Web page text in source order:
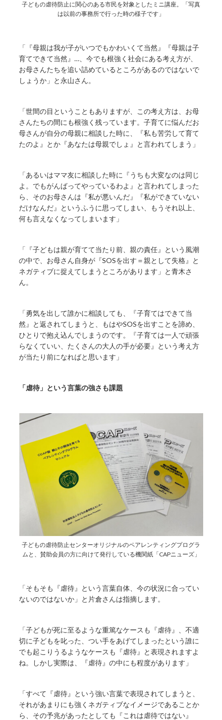
子どもの虐待防止に関心のある市民を対象としたミニ講座。「写真
は以前の事務所で行った時の様子です」
「『母親は我が子がいつでもかわいくて当然』『母親は子
育てできて当然』…、今でも根強く社会にある考え方が、
お母さんたちを追い詰めているところがあるのではないで
しょうか」と永山さん。
「世間の目ということもありますが、この考え方は、お母
さんたちの間にも根強く残っています。子育てに悩んだお
母さんが自分の母親に相談した時に、『私も苦労して育て
たのよ』とか『あなたは母親でしょ』と言われてしまう」
「あるいはママ友に相談した時に『うちも大変なのは同じ
よ。でもがんばってやっているわよ』と言われてしまった
ら、そのお母さんは『私が悪いんだ』『私ができていない
だけなんだ』というふうに思ってしまい、もうそれ以上、
何も言えなくなってしまいます」
「『子どもは親が育てて当たり前、親の責任』という風潮
の中で、お母さん自身が『SOSを出す＝親として失格』と
ネガティブに捉えてしまうところがあります」と青木さ
ん。
「勇気を出して誰かに相談しても、『子育てはできて当
然』と返されてしまうと、もはやSOSを出すことを諦め、
ひとりで抱え込んでしまうのです。『子育ては一人で頑張
らなくていい、たくさんの大人の手が必要』という考え方
が当たり前になればと思います」
「虐待」という言葉の強さも課題
子どもの虐待防止センターオリジナルのペアレンティングプログラ
ムと、賛助会員の方に向けて発行している機関紙「CAPニューズ」
「そもそも『虐待』という言葉自体、今の状況に合ってい
ないのではないか」と片倉さんは指摘します。
「子どもが死に至るような重篤なケースも『虐待』、不適
切に子どもを叱った、つい手をあげてしまったという誰に
でも起こりうるようなケースも『虐待』と表現されますよ
ね。しかし実際は、『虐待』の中にも程度があります」
「すべて『虐待』という強い言葉で表現されてしまうと、
それがあまりにも強くネガティブなイメージであることか
ら、その予兆があったとしても『これは虐待ではない』